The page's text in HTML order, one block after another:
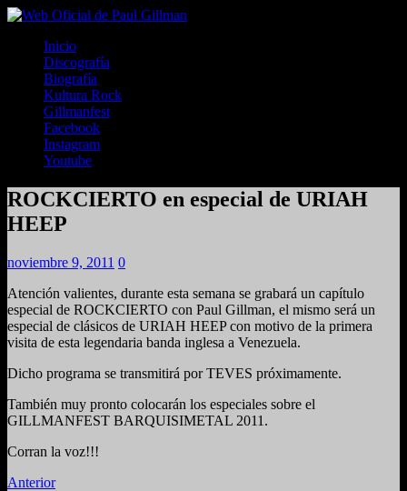
Inicio
Discografía
Biografía
Kultura Rock
Gillmanfest
Facebook
Instagram
Youtube
ROCKCIERTO en especial de URIAH
HEEP
noviembre 9, 2011 0
Atención valientes, durante esta semana se grabará un capítulo
especial de ROCKCIERTO con Paul Gillman, el mismo será un
especial de clásicos de URIAH HEEP con motivo de la primera
visita de esta legendaria banda inglesa a Venezuela.
Dicho programa se transmitirá por TEVES próximamente.
También muy pronto colocarán los especiales sobre el
GILLMANFEST BARQUISIMETAL 2011.
Corran la voz!!!
Anterior